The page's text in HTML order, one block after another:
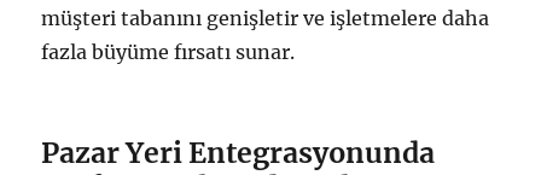
müşteri tabanını genişletir ve işletmelere daha
fazla büyüme fırsatı sunar.
Pazar Yeri Entegrasyonunda